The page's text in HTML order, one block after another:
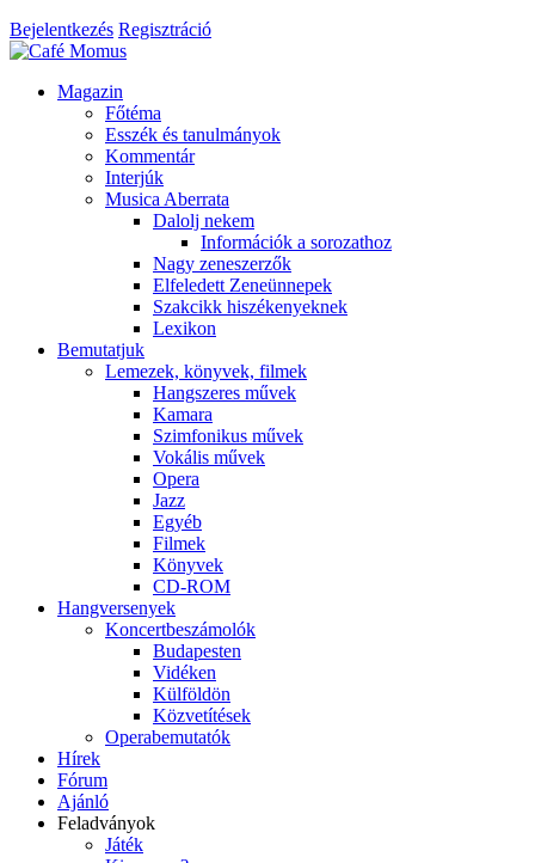
Bejelentkezés Regisztráció
Magazin
Főtéma
Esszék és tanulmányok
Kommentár
Interjúk
Musica Aberrata
Dalolj nekem
Információk a sorozathoz
Nagy zeneszerzők
Elfeledett Zeneünnepek
Szakcikk hiszékenyeknek
Lexikon
Bemutatjuk
Lemezek, könyvek, filmek
Hangszeres művek
Kamara
Szimfonikus művek
Vokális művek
Opera
Jazz
Egyéb
Filmek
Könyvek
CD-ROM
Hangversenyek
Koncertbeszámolók
Budapesten
Vidéken
Külföldön
Közvetítések
Operabemutatók
Hírek
Fórum
Ajánló
Feladványok
Játék